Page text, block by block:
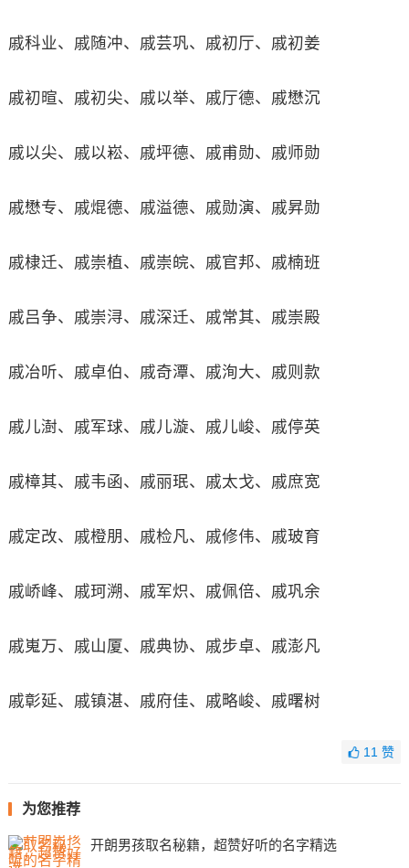
戚科业、戚随冲、戚芸巩、戚初厅、戚初姜
戚初暄、戚初尖、戚以举、戚厅德、戚懋沉
戚以尖、戚以崧、戚坪德、戚甫勋、戚师勋
戚懋专、戚焜德、戚溢德、戚勋演、戚昇勋
戚棣迁、戚崇植、戚崇皖、戚官邦、戚楠班
戚吕争、戚崇浔、戚深迁、戚常其、戚崇殿
戚冶听、戚卓伯、戚奇潭、戚洵大、戚则款
戚儿澍、戚军球、戚儿漩、戚儿峻、戚停英
戚樟其、戚韦函、戚丽珉、戚太戈、戚庶宽
戚定改、戚橙朋、戚检凡、戚修伟、戚玻育
戚峤峰、戚珂溯、戚军炽、戚佩倍、戚巩余
戚嵬万、戚山厦、戚典协、戚步卓、戚澎凡
戚彰延、戚镇湛、戚府佳、戚略峻、戚曙树
11赞
为您推荐
开朗男孩取名秘籍，超赞好听的名字精选